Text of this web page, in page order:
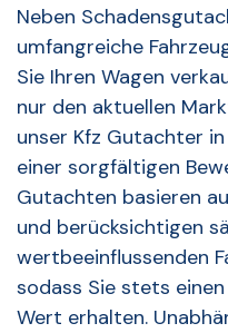
Neben
umfangreiche
Sie Ihren Wagen
nur den aktuellen
unser Kfz Gutachter
einer sorgfältigen
Gutachten basieren
und berücksichtigen
wertbeeinflussenden
sodass Sie stets
Wert erhalten.